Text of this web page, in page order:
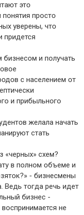
это
просто
уверены, что
придется
бизнесом и получать
с населением от
и прибыльного
желала начать
стать
«черных» схем?
в полном объеме и
- бизнесмены
Ведь тогда речь идет
бизнес -
не